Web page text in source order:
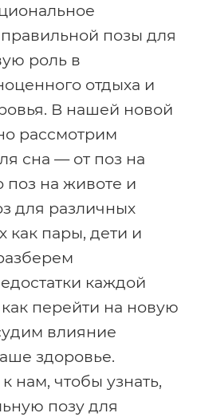
позы для
роль в
отдыха и
В нашей новой
рассмотрим
сна — от поз на
поз на животе и
для различных
как пары, дети и
каждой
перейти на новую
влияние
здоровье.
нам, чтобы узнать,
позу для